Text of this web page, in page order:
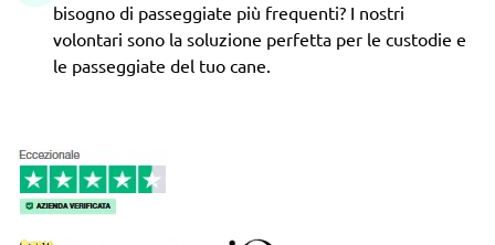
bisogno di passeggiate più frequenti? I nostri
volontari sono la soluzione perfetta per le custodie e
le passeggiate del tuo cane.